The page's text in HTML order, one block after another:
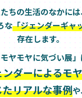
ちの生活のなかには
な「ジェンダーギャ
存在します。
モヤモヤに気づい展
ダーによるモ
リアルな事例や